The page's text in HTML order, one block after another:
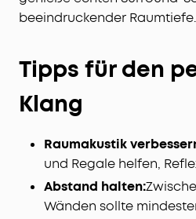
beeindruckender Raumtiefe.
Tipps für den
Klang
Raumakustik
und Regale helfen,
Abstand halten:
Wänden sollte